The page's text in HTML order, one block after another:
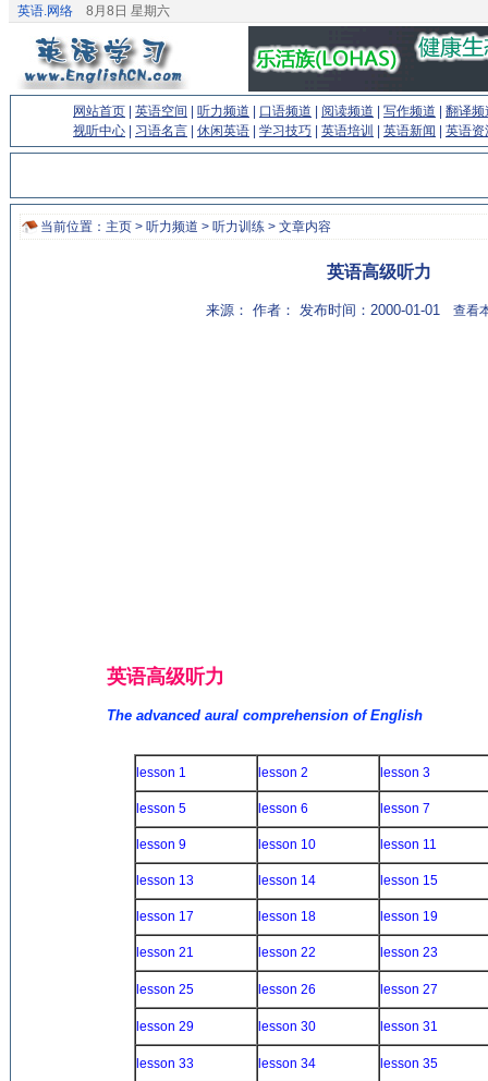
英语.网络 8月8日 星期六
网站首页 英语空间 听力频道 口语频道 阅读频道 写作频道
翻译频
视听中心
习语名言 休闲英语 学习技巧 英语培训 英语新闻 英语资
当前位置： 主页 > 听力频道 > 听力训练 > 文章内容
英语高级听力
来源： 作者： 发布时间：2000-01-01 查看
英语高级听力
The advanced aural comprehension of English
lesson 1 lesson 2 lesson 3
lesson 5 lesson 6 lesson 7
lesson 9 lesson 10 lesson 11
lesson 13 lesson 14 lesson 15
lesson 17 lesson 18 lesson 19
lesson 21 lesson 22 lesson 23
lesson 25 lesson 26 lesson 27
lesson 29 lesson 30 lesson 31
lesson 33 lesson 34 lesson 35